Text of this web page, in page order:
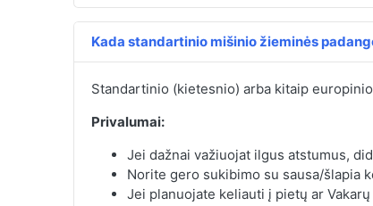
Kada standartinio mišinio žieminės
Standartinio (kietesnio) arba kitaip
Privalumai:
Jei dažnai važiuojat ilgus atstumus,
Norite gero sukibimo su sausa/šlapia
Jei planuojate keliauti į pietų ar Vakarų